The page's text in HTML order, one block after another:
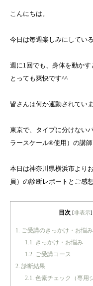
こんにちは。
今日は毎週楽しみにしてい
週に1回でも、身体を動かす
とっても爽快です^^
皆さんは何か運動されてい
東京で、タイプに分けない
ラースケール®使用）の講
本日は神奈川県横浜市より
員）の診断レポートとご感
目次 [非表示]
1. ご受講のきっかけ・お悩み
1.1. きっかけ・お悩み
1.2. ご受講コース
2. 診断結果
2.1. 色素チェック（専用